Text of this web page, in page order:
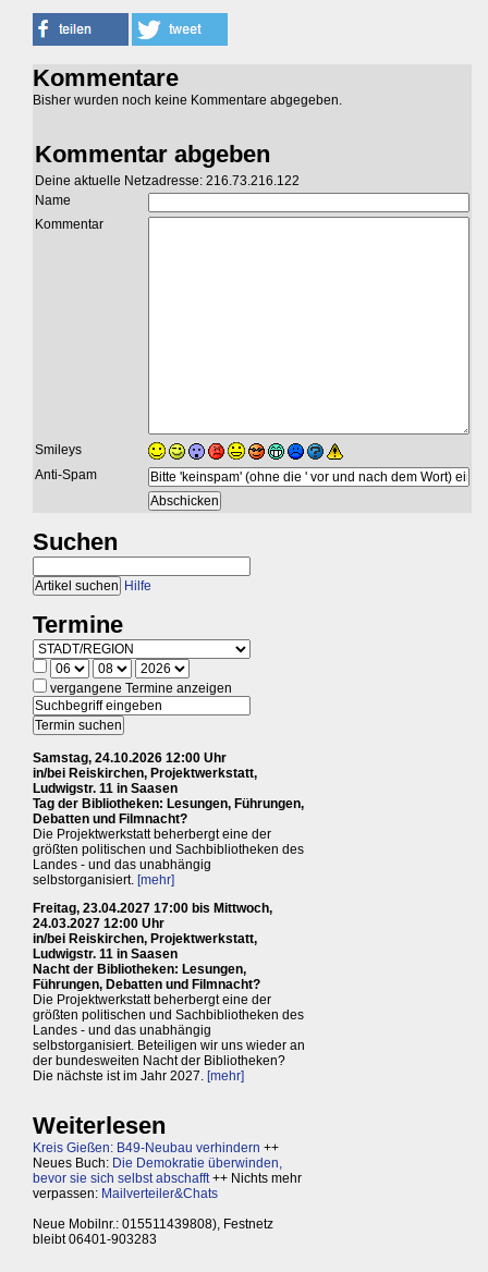
Kommentare
Bisher wurden noch keine Kommentare abgegeben.
Kommentar abgeben
Deine aktuelle Netzadresse: 216.73.216.122
Name
Kommentar
Smileys
Anti-Spam
Suchen
Hilfe
Termine
vergangene Termine anzeigen
Samstag, 24.10.2026 12:00 Uhr
in/bei Reiskirchen, Projektwerkstatt,
Ludwigstr. 11 in Saasen
Tag der Bibliotheken: Lesungen, Führungen,
Debatten und Filmnacht?
Die Projektwerkstatt beherbergt eine der
größten politischen und Sachbibliotheken des
Landes - und das unabhängig
selbstorganisiert. [mehr]
Freitag, 23.04.2027 17:00 bis Mittwoch,
24.03.2027 12:00 Uhr
in/bei Reiskirchen, Projektwerkstatt,
Ludwigstr. 11 in Saasen
Nacht der Bibliotheken: Lesungen,
Führungen, Debatten und Filmnacht?
Die Projektwerkstatt beherbergt eine der
größten politischen und Sachbibliotheken des
Landes - und das unabhängig
selbstorganisiert. Beteiligen wir uns wieder an
der bundesweiten Nacht der Bibliotheken?
Die nächste ist im Jahr 2027. [mehr]
Weiterlesen
Kreis Gießen: B49-Neubau verhindern ++
Neues Buch: Die Demokratie überwinden,
bevor sie sich selbst abschafft++ Nichts mehr
verpassen: Mailverteiler&Chats
Neue Mobilnr.: 015511439808), Festnetz
bleibt 06401-903283